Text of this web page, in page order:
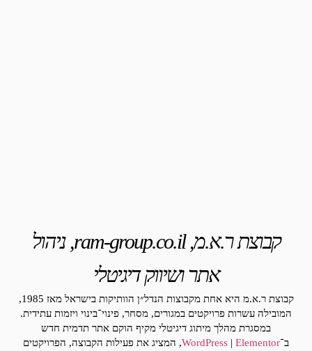
קבוצת ר.א.מ, ram-group.co.il, ניהול
אתר ושיווק דיגיטלי
קבוצת ר.א.מ היא אחת מקבוצות הנדל״ן הוותיקות בישראל מאז 1985,
המובילה עשרות פרויקטים במגורים, מסחר, פינוי־בינוי ויזמות עתידית.
במסגרת מהלך מיתוג דיגיטלי מקיף הוקם אתר תדמית חדש
ב־
WordPress | Elementor
, המציג את פעילות הקבוצה, הפרויקטים